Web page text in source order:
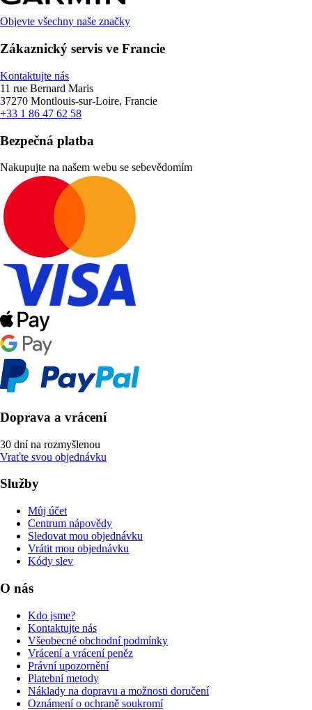
Objevte všechny naše značky
Zákaznický servis ve Francie
Kontaktujte nás
11 rue Bernard Maris
37270 Montlouis-sur-Loire, Francie
+33 1 86 47 62 58
Bezpečná platba
Nakupujte na našem webu se sebevědomím
Doprava a vrácení
30 dní na rozmyšlenou
Vraťte svou objednávku
Služby
Můj účet
Centrum nápovědy
Sledovat mou objednávku
Vrátit mou objednávku
Kódy slev
O nás
Kdo jsme?
Kontaktujte nás
Všeobecné obchodní podmínky
Vrácení a vrácení peněz
Právní upozornění
Platební metody
Náklady na dopravu a možnosti doručení
Oznámení o ochraně soukromí